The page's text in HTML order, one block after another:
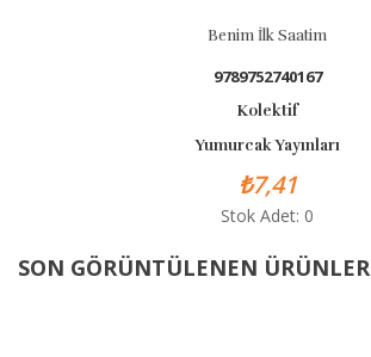
Benim İlk Saatim
9789752740167
Kolektif
Yumurcak Yayınları
₺7,41
Stok Adet: 0
SON GÖRÜNTÜLENEN ÜRÜNLER